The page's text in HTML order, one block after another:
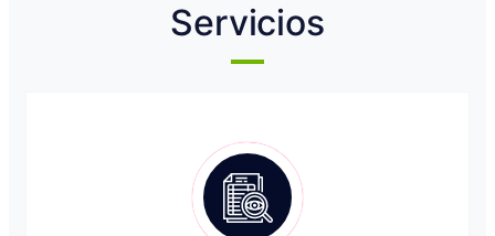
Servicios